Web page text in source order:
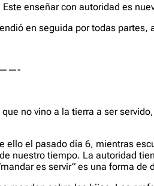
Este enseñar con autoridad es
en seguida por todas partes,
que no vino a la tierra a ser
ello el pasado día 6, mientras
nuestro tiempo. La autoridad
es servir” es una forma